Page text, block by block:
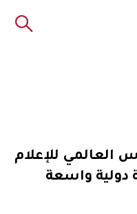
العالمي للإعلام
دولية واسعة